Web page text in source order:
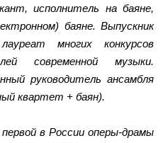
исполнитель на баяне,
баяне. Выпускник
многих конкурсов
современной музыки.
руководитель ансамбля
квартет + баян).
в России оперы-драмы